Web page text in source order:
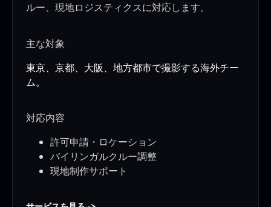
ルー、現地ロジスティクスに対応します。
主な対象
東京、京都、大阪、地方都市で撮影する海外チー
ム。
対応内容
許可申請・ロケーション
バイリンガルクルー調整
現地制作サポート